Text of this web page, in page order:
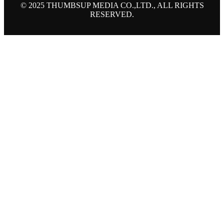
© 2025 THUMBSUP MEDIA CO.,LTD., ALL RIGHTS
RESERVED.